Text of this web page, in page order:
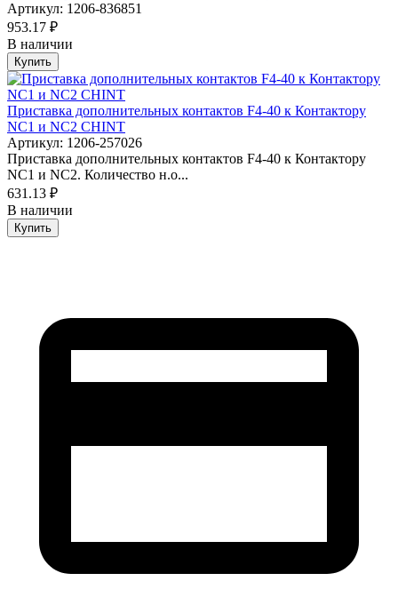
Артикул: 1206-836851
953.17 ₽
В наличии
Купить
Приставка дополнительных контактов F4-40 к Контактору
NC1 и NC2 CHINT
Артикул: 1206-257026
Приставка дополнительных контактов F4-40 к Контактору
NC1 и NC2. Количество н.о...
631.13 ₽
В наличии
Купить